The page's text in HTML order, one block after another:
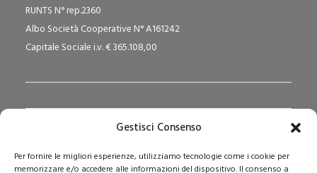
Gestisci Consenso
Per fornire le migliori esperienze, utilizziamo tecnologie come i cookie per
memorizzare e/o accedere alle informazioni del dispositivo. Il consenso a
RUNTS N° rep.2360
Albo Società Cooperative N° A161242
Capitale Sociale i.v. € 365.108,00
Via San Domenico Savio, 6 – 20017 Rho (MI)